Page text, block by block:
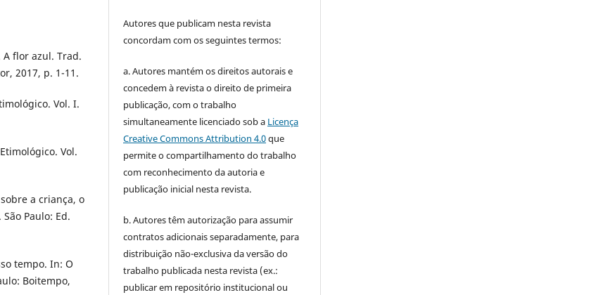
A flor azul. Trad.
2017, p. 1-11.
Vol. I.
Vol.
a criança, o
Paulo: Ed.
tempo. In: O
Boitempo,
Autores que publicam nesta revista
concordam com os seguintes termos:
a. Autores mantém os direitos autorais e
concedem à revista o direito de primeira
publicação, com o trabalho
simultaneamente licenciado sob a Licença
Creative Commons Attribution 4.0que
permite o compartilhamento do trabalho
com reconhecimento da autoria e
publicação inicial nesta revista.
b. Autores têm autorização para assumir
contratos adicionais separadamente, para
distribuição não-exclusiva da versão do
trabalho publicada nesta revista (ex.:
publicar em repositório institucional ou